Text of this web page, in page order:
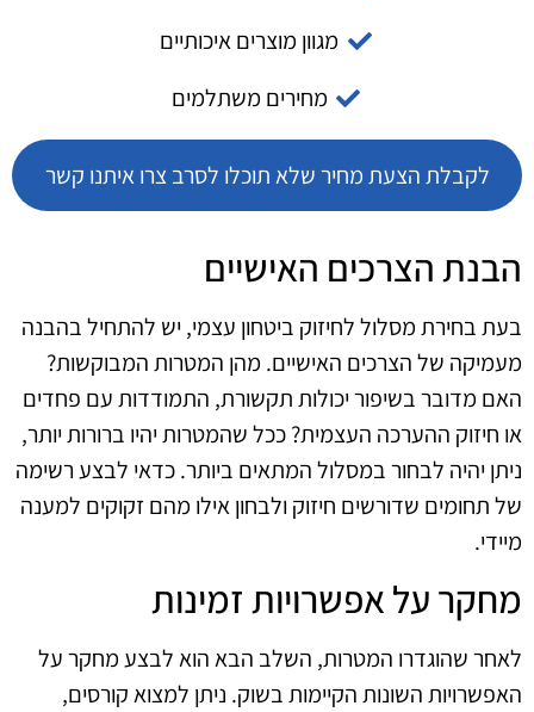
מגוון מוצרים איכותיים
מחירים משתלמים
לקבלת הצעת מחיר שלא תוכלו לסרב צרו איתנו קשר
הבנת הצרכים האישיים
בעת בחירת מסלול לחיזוק ביטחון עצמי, יש להתחיל בהבנה
מעמיקה של הצרכים האישיים. מהן המטרות המבוקשות?
האם מדובר בשיפור יכולות תקשורת, התמודדות עם פחדים
או חיזוק ההערכה העצמית? ככל שהמטרות יהיו ברורות יותר,
ניתן יהיה לבחור במסלול המתאים ביותר. כדאי לבצע רשימה
של תחומים שדורשים חיזוק ולבחון אילו מהם זקוקים למענה
מיידי.
מחקר על אפשרויות זמינות
לאחר שהוגדרו המטרות, השלב הבא הוא לבצע מחקר על
האפשרויות השונות הקיימות בשוק. ניתן למצוא קורסים,